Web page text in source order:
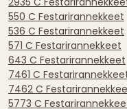
550 C Festarirannekkeet
536 C Festarirannekkeet
571 C Festarirannekkeet
643 C Festarirannekkeet
7461 C
7462 C
5773 C